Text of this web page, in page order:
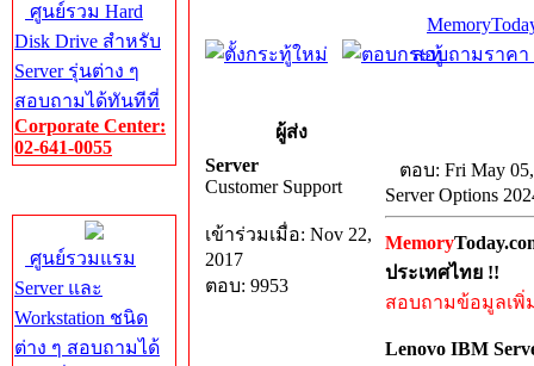
ศูนย์รวม Hard
Disk Drive สำหรับ
Server รุ่นต่าง ๆ
สอบถามได้ทันทีที่
Corporate Center:
02-641-0055
ศูนย์รวมแรม
Server และ
Workstation ชนิด
ต่าง ๆ สอบถามได้
สอบถามราคา
ผู้ส่ง
Server
Customer Support
เข้าร่วมเมื่อ: Nov 22,
2017
ตอบ: 9953
ตอบ: Fri May
Server Options
Memory
ประเทศไทย !!
สอบถามข้อมูลเพิ่
Lenovo IBM